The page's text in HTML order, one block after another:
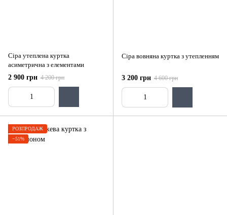
Сіра утеплена куртка
асиметрична з елементами
2 900 грн 4 200 грн
Сіра вовняна куртка з утепленням
3 200 грн 4 600 грн
РОЗПРОДАЖ
−51%